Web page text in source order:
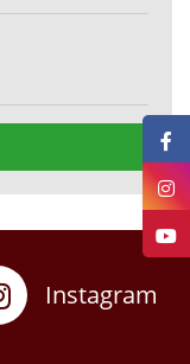
Instagram